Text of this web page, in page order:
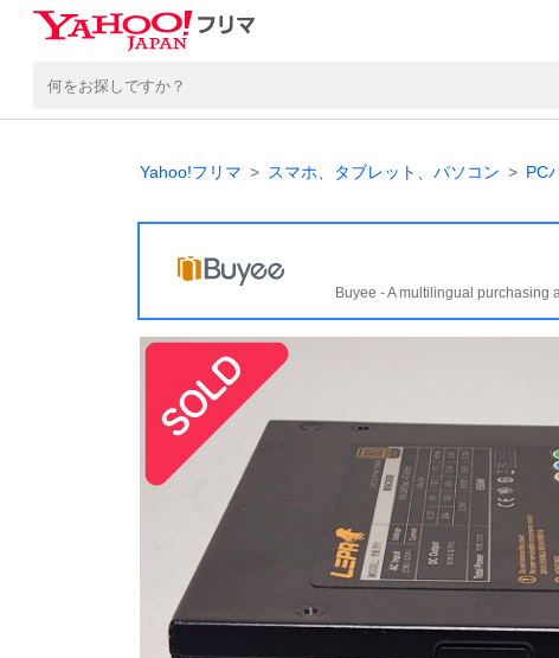
Yahoo!フリマ スマホ、タブレット、パソコン PC
Buyee - A multilingual purchasing